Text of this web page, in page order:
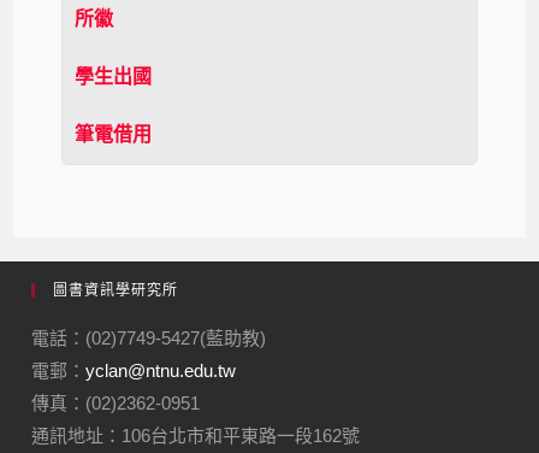
所徽
學生出國
筆電借用
圖書資訊學研究所
電話：(02)7749-5427(藍助教)
電郵：yclan@ntnu.edu.tw
傳真：(02)2362-0951
通訊地址：106台北市和平東路一段162號